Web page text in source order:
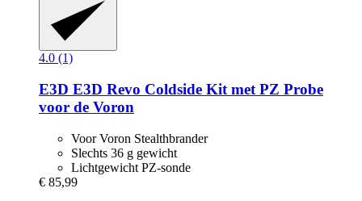
4.0 (1)
E3D E3D Revo Coldside Kit met PZ Probe
voor de Voron
Voor Voron Stealthbrander
Slechts 36 g gewicht
Lichtgewicht PZ-sonde
€ 85,99